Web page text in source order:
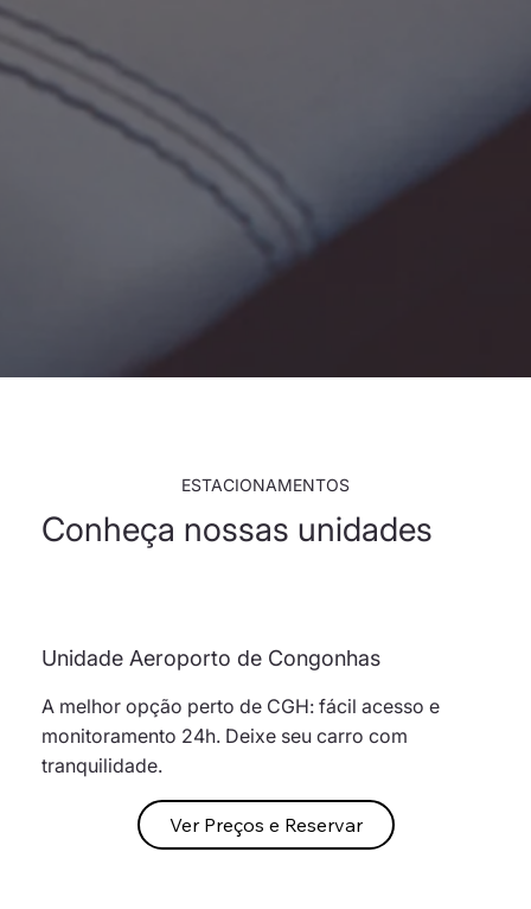
Conheça nossas unidades
ESTACIONAMENTOS
Unidade Aeroporto de Congonhas
A melhor opção perto de CGH: fácil acesso e
monitoramento 24h. Deixe seu carro com
tranquilidade.
Ver Preços e Reservar